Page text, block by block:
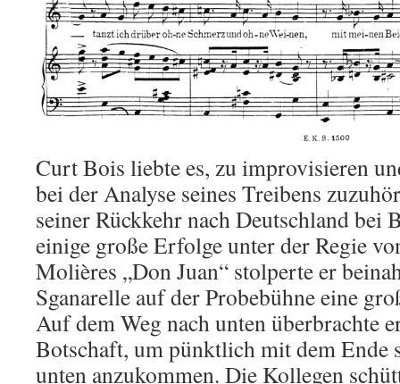
Curt Bois liebte es, zu improvisieren
bei der Analyse seines Treibens
seiner Rückkehr nach Deutschland bei
einige große Erfolge unter der Regie
Molières „Don Juan“ stolperte er
Sganarelle auf der Probebühne eine
Auf dem Weg nach unten überbrachte
Botschaft, um pünktlich mit dem Ende
unten anzukommen. Die Kollegen